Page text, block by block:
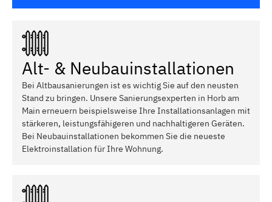
Alt- & Neubauinstallationen
Bei Altbausanierungen ist es wichtig Sie auf den neusten
Stand zu bringen. Unsere Sanierungsexperten in Horb am
Main erneuern beispielsweise Ihre Installationsanlagen mit
stärkeren, leistungsfähigeren und nachhaltigeren Geräten.
Bei Neubauinstallationen bekommen Sie die neueste
Elektroinstallation für Ihre Wohnung.